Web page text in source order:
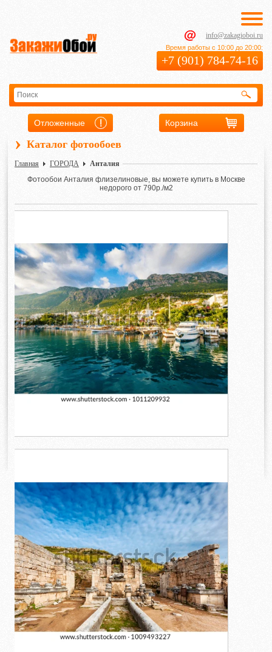
info@zakagioboi.ru
Время работы с 10:00 до 20:00:
+7 (901) 784-74-16
Отложенные Корзина
› Каталог фотообоев
Главная ГОРОДА
Анталия
Фотообои Анталия флизелиновые, вы можете купить в Москве
недорого от 790р./м2